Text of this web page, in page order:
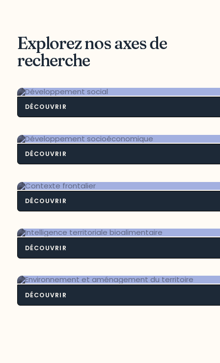
Explorez nos axes de
recherche
DÉCOUVRIR
DÉCOUVRIR
DÉCOUVRIR
DÉCOUVRIR
DÉCOUVRIR